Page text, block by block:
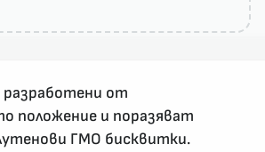
от
положение и поразяват
ГМО бисквитки.